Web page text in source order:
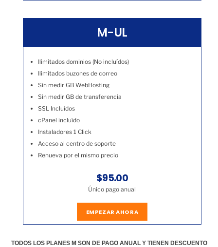
M-UL
Ilimitados dominios (No incluídos)
Ilimitados buzones de correo
Sin medir GB WebHosting
Sin medir GB de transferencia
SSL Incluídos
cPanel incluído
Instaladores 1 Click
Acceso al centro de soporte
Renueva por el mismo precio
$95.00
Único pago anual
EMPEZAR AHORA
TODOS LOS PLANES M SON DE PAGO ANUAL Y TIENEN DESCUENTO